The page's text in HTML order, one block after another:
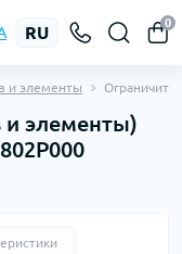
RU
0
и элементы
и элементы)